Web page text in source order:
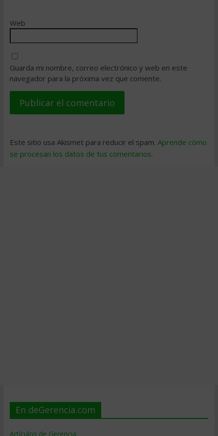
Web
Guarda mi nombre, correo electrónico y web en este
navegador para la próxima vez que comente.
Este sitio usa Akismet para reducir el spam. Aprende cómo
se procesan los datos de tus comentarios.
En deGerencia.com
Artículos de Gerencia